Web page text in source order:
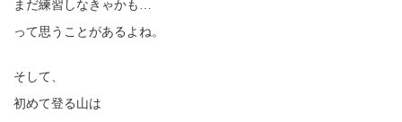
まだ練習しなきゃかも…
って思うことがあるよね。
そして、
初めて登る山は